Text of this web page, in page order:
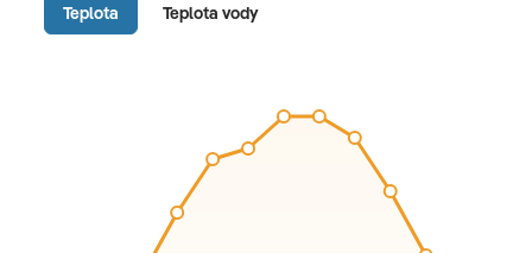
Teplota Teplota vody